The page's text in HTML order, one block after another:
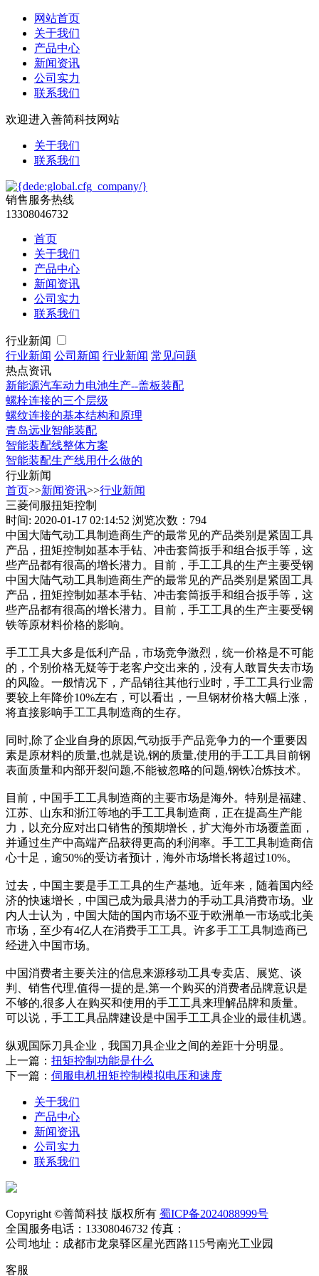
网站首页
关于我们
产品中心
新闻资讯
公司实力
联系我们
欢迎进入善简科技网站
关于我们
联系我们
销售服务热线
13308046732
首页
关于我们
产品中心
新闻资讯
公司实力
联系我们
行业新闻
行业新闻 公司新闻 行业新闻 常见问题
热点资讯
新能源汽车动力电池生产--盖板装配
螺栓连接的三个层级
螺纹连接的基本结构和原理
青岛远业智能装配
智能装配线整体方案
智能装配生产线用什么做的
行业新闻
首页>>新闻资讯>>行业新闻
三菱伺服扭矩控制
时间: 2020-01-17 02:14:52 浏览次数：794
中国大陆气动工具制造商生产的最常见的产品类别是紧固工具
产品，扭矩控制如基本手钻、冲击套筒扳手和组合扳手等，这
些产品都有很高的增长潜力。目前，手工工具的生产主要受钢
中国大陆气动工具制造商生产的最常见的产品类别是紧固工具
产品，扭矩控制如基本手钻、冲击套筒扳手和组合扳手等，这
些产品都有很高的增长潜力。目前，手工工具的生产主要受钢
铁等原材料价格的影响。
手工工具大多是低利产品，市场竞争激烈，统一价格是不可能
的，个别价格无疑等于老客户交出来的，没有人敢冒失去市场
的风险。一般情况下，产品销往其他行业时，手工工具行业需
要较上年降价10%左右，可以看出，一旦钢材价格大幅上涨，
将直接影响手工工具制造商的生存。
同时,除了企业自身的原因,气动扳手产品竞争力的一个重要因
素是原材料的质量,也就是说,钢的质量,使用的手工工具目前钢
表面质量和内部开裂问题,不能被忽略的问题,钢铁冶炼技术。
目前，中国手工工具制造商的主要市场是海外。特别是福建、
江苏、山东和浙江等地的手工工具制造商，正在提高生产能
力，以充分应对出口销售的预期增长，扩大海外市场覆盖面，
并通过生产中高端产品获得更高的利润率。手工工具制造商信
心十足，逾50%的受访者预计，海外市场增长将超过10%。
过去，中国主要是手工工具的生产基地。近年来，随着国内经
济的快速增长，中国已成为最具潜力的手动工具消费市场。业
内人士认为，中国大陆的国内市场不亚于欧洲单一市场或北美
市场，至少有4亿人在消费手工工具。许多手工工具制造商已
经进入中国市场。
中国消费者主要关注的信息来源移动工具专卖店、展览、谈
判、销售代理,值得一提的是,第一个购买的消费者品牌意识是
不够的,很多人在购买和使用的手工工具来理解品牌和质量。
可以说，手工工具品牌建设是中国手工工具企业的最佳机遇。
纵观国际刀具企业，我国刀具企业之间的差距十分明显。
上一篇： 扭矩控制功能是什么
下一篇： 伺服电机扭矩控制模拟电压和速度
关于我们
产品中心
新闻资讯
公司实力
联系我们
Copyright ©善简科技 版权所有 蜀ICP备2024088999号
全国服务电话：13308046732 传真：
公司地址：成都市龙泉驿区星光西路115号南光工业园
客服